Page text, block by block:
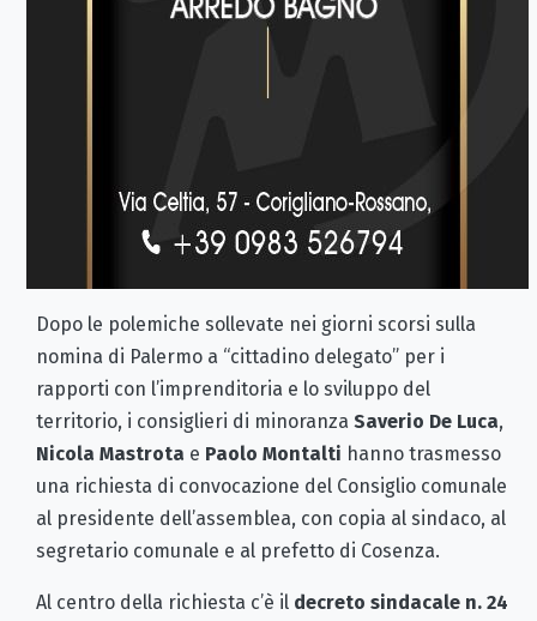
Dopo le polemiche sollevate nei giorni scorsi sulla
nomina di Palermo a “cittadino delegato” per i
rapporti con l’imprenditoria e lo sviluppo del
territorio, i consiglieri di minoranza Saverio De Luca,
Nicola Mastrota e Paolo Montalti hanno trasmesso
una richiesta di convocazione del Consiglio comunale
al presidente dell’assemblea, con copia al sindaco, al
segretario comunale e al prefetto di Cosenza.
Al centro della richiesta c’è il decreto sindacale n. 24